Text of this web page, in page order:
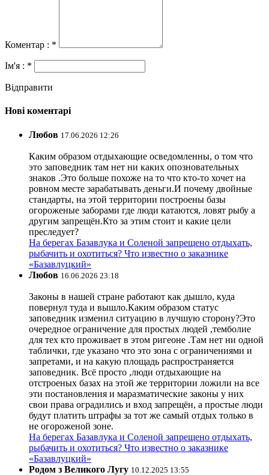
Коментар : *
Ім'я : *
Відправити
Нові коментарі
Любов 17.06.2026 12:26
Каким образом отдыхающие осведомленны, о том что
это заповедник там нет ни каких опозновательных
знаков .Это больше похоже на то что кто-то хочет на
ровном месте зарабатывать деньги.И почему двойные
стандарты, на этой территории построены базы
огороженые заборами где люди катаются, ловят рыбу а
другим запрещён.Кто за этим стоит и какие цели
преследует?
На берегах Базавлука и Соленой запрещено отдыхать,
рыбачить и охотиться? Что известно о заказнике
«Базавлуцкий»
Любов 16.06.2026 23:18
Законы в нашей стране работают как дышло, куда
повернул туда и вышло.Каким образом статус
заповедник изменил ситуацию в лучшую сторону?Это
очередное ограничение для простых людей ,темболие
для тех кто проживает в этом ригеоне .Там нет ни одной
таблички, где указано что это зона с ограничениями и
запретами, и на какую площадь распространяется
заповедник. Всё просто ,люди отдыхающие на
отстроеных базах на этой же территории ложили на все
эти постановления и маразматические законы у них
свои права оградились и вход запрещён, а простые люди
будут платить штрафы за тот же самый отдых только в
не огороженой зоне.
На берегах Базавлука и Соленой запрещено отдыхать,
рыбачить и охотиться? Что известно о заказнике
«Базавлуцкий»
Родом з Великого Лугу 10.12.2025 13:55